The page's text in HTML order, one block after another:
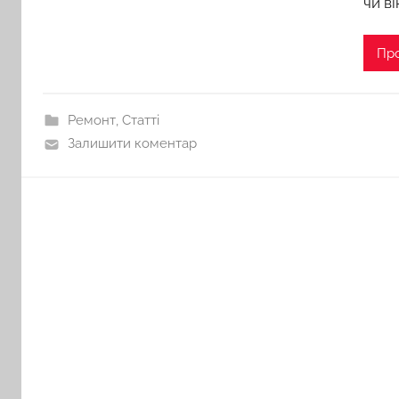
Ремонт, Статті
Залишити коментар